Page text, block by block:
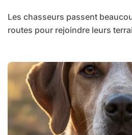
Les chasseurs passent beaucoup de temps sur les
routes pour rejoindre leurs